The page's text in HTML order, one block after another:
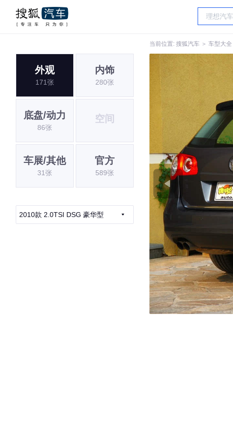
当前位置: 搜狐汽车 ＞ 车型大全
外观
171张
内饰
280张
底盘/动力
86张
空间
车展/其他
31张
官方
589张
2010款 2.0TSI DSG 豪华型